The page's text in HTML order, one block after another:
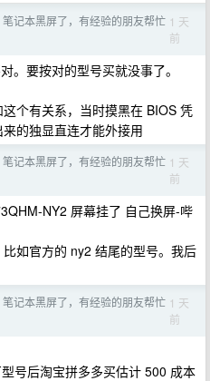
笔记本黑屏了，有经验的朋友帮忙 1 天
前
。要按对的型号买就没事了。
个有关系，当时摸黑在 BIOS 凭
的独显直连才能外接用
笔记本黑屏了，有经验的朋友帮忙 1 天
前
NY2 屏幕挂了 自己换屏-哔
如官方的 ny2 结尾的型号。我后
笔记本黑屏了，有经验的朋友帮忙 1 天
前
号后淘宝拼多多买估计 500 成本